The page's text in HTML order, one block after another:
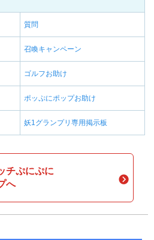
質問
召喚キャンペーン
ゴルフお助け
ポッぷにポップお助け
妖1グランプリ専用掲示板
チぷにぷに
へ